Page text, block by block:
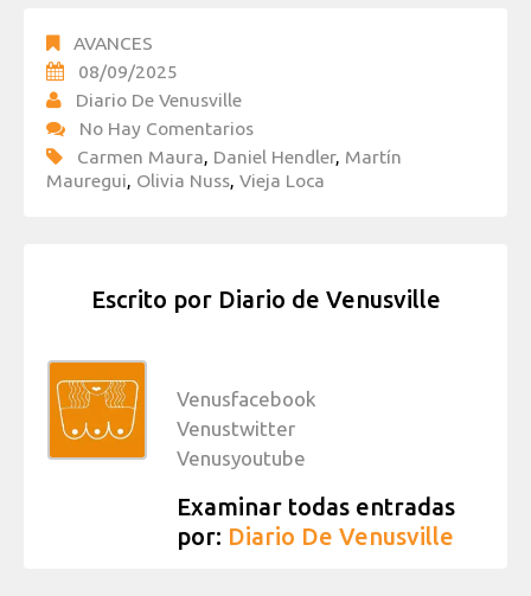
AVANCES
08/09/2025
Diario De Venusville
No Hay Comentarios
Carmen Maura, Daniel Hendler, Martín
Mauregui, Olivia Nuss, Vieja Loca
Escrito por Diario de Venusville
Venusfacebook
Venustwitter
Venusyoutube
Examinar todas entradas
por: Diario De Venusville